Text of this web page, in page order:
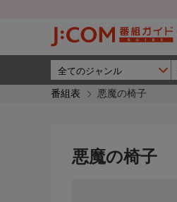
番組表 悪魔の椅子
悪魔の椅子